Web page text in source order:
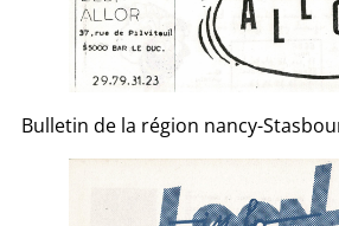
Bulletin de la région nancy-